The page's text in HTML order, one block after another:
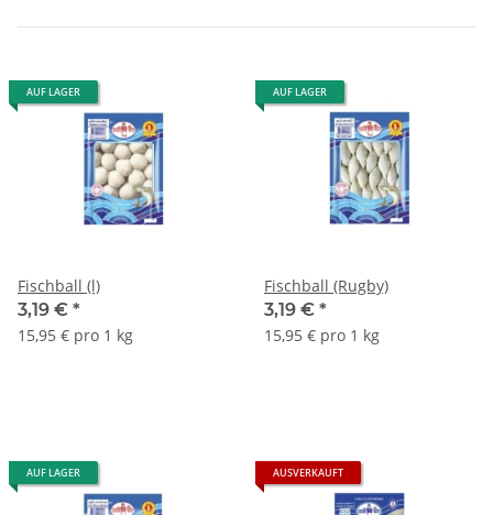
AUF LAGER
Fischball (l)
3,19 € *
15,95 € pro 1 kg
AUF LAGER
Fischball (Rugby)
3,19 € *
15,95 € pro 1 kg
AUF LAGER AUSVERKAUFT